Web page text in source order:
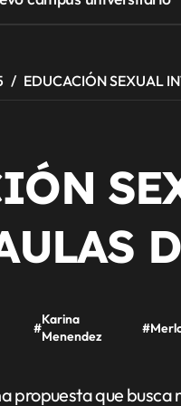
EDUCACIÓN SEXUAL
#
Karina
Menendez
#
propuesta que